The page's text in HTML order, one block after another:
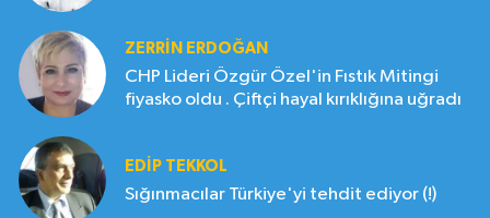
ZERRIN ERDOĞAN
CHP Lideri Özgür Özel'in Fıstık Mitingi
fiyasko oldu . Çiftçi hayal kırıklığına uğradı
EDIP TEKKOL
Sığınmacılar Türkiye'yi tehdit ediyor (!)